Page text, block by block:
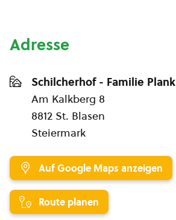
Adresse
Schilcherhof - Familie Plank
Am Kalkberg 8
8812 St. Blasen
Steiermark
Auf Google Maps anzeigen
Route planen